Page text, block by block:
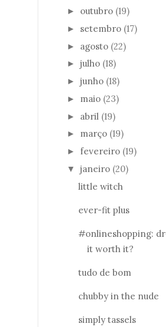
► outubro (19)
► setembro (17)
► agosto (22)
► julho (18)
► junho (18)
► maio (23)
► abril (19)
► março (19)
► fevereiro (19)
▼ janeiro (20)
little witch
ever-fit plus
#onlineshopping:
it worth it?
tudo de bom
chubby in the nude
simply tassels